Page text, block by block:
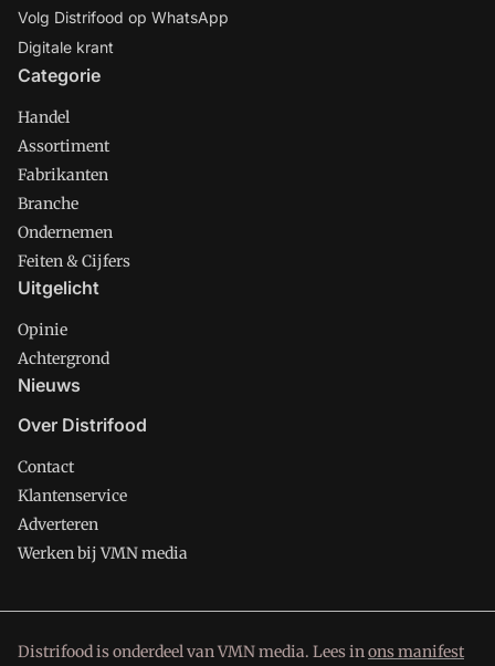
Volg Distrifood op WhatsApp
Digitale krant
Categorie
Handel
Assortiment
Fabrikanten
Branche
Ondernemen
Feiten & Cijfers
Uitgelicht
Opinie
Achtergrond
Nieuws
Over Distrifood
Contact
Klantenservice
Adverteren
Werken bij VMN media
Distrifood is onderdeel van VMN media. Lees inons manifest